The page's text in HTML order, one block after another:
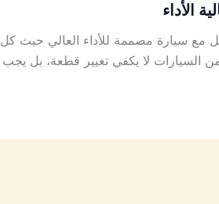
الأداء
سيارة مصممة للأداء العالي حيث
من السيارات لا يكفي تغيير قطعة،